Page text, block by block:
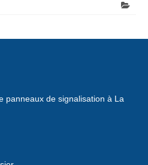
panneaux de signalisation à La